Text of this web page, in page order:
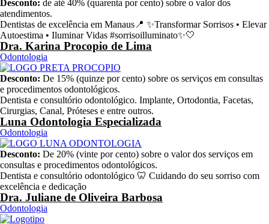
Desconto: de até 40% (quarenta por cento) sobre o valor dos
atendimentos.
Dentistas de excelência em Manaus📍 ✨Transformar Sorrisos • Elevar
Autoestima • Iluminar Vidas #sorrisoilluminato✨🤍
Dra. Karina Procopio de Lima
Odontologia
Desconto: De 15% (quinze por cento) sobre os serviços em consultas
e procedimentos odontológicos.
Dentista e consultório odontológico. Implante, Ortodontia, Facetas,
Cirurgias, Canal, Próteses e entre outros.
Luna Odontologia Especializada
Odontologia
Desconto: De 20% (vinte por cento) sobre o valor dos serviços em
consultas e procedimentos odontológicos.
Dentista e consultório odontológico 🦷 Cuidando do seu sorriso com
excelência e dedicação
Dra. Juliane de Oliveira Barbosa
Odontologia